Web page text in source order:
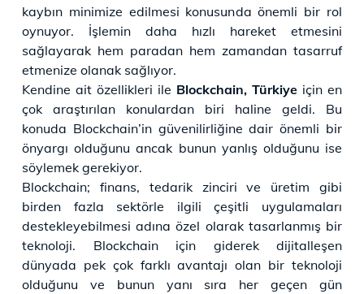
kaybın minimize edilmesi konusunda önemli bir rol
oynuyor. İşlemin daha hızlı hareket etmesini
sağlayarak hem paradan hem zamandan tasarruf
etmenize olanak sağlıyor.
Kendine ait özellikleri ile Blockchain, Türkiye için en
çok araştırılan konulardan biri haline geldi. Bu
konuda Blockchain’in güvenilirliğine dair önemli bir
önyargı olduğunu ancak bunun yanlış olduğunu ise
söylemek gerekiyor.
Blockchain; finans, tedarik zinciri ve üretim gibi
birden fazla sektörle ilgili çeşitli uygulamaları
destekleyebilmesi adına özel olarak tasarlanmış bir
teknoloji. Blockchain için giderek dijitalleşen
dünyada pek çok farklı avantajı olan bir teknoloji
olduğunu ve bunun yanı sıra her geçen gün